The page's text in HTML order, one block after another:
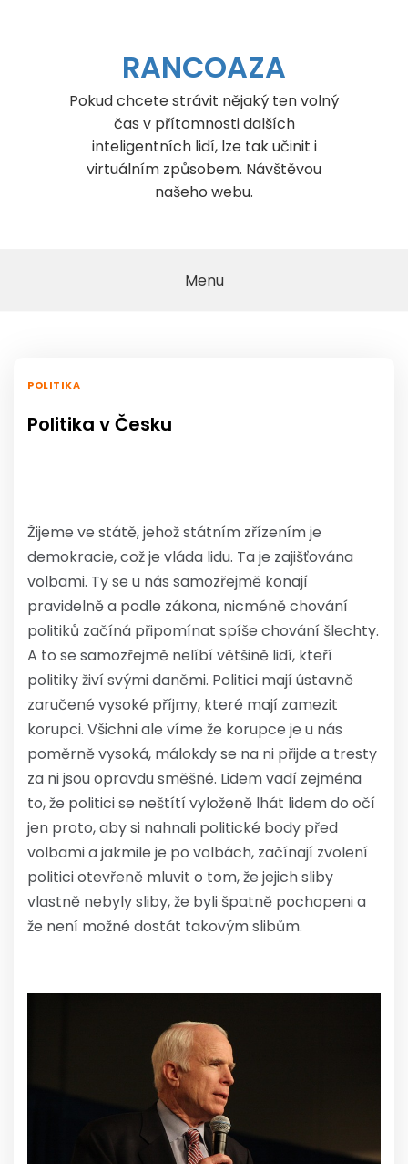
RANCOAZA
Pokud chcete strávit nějaký ten volný
čas v přítomnosti dalších
inteligentních lidí, lze tak učinit i
virtuálním způsobem. Návštěvou
našeho webu.
Menu
POLITIKA
Politika v Česku
Žijeme ve státě, jehož státním zřízením je
demokracie, což je vláda lidu. Ta je zajišťována
volbami. Ty se u nás samozřejmě konají
pravidelně a podle zákona, nicméně chování
politiků začíná připomínat spíše chování šlechty.
A to se samozřejmě nelíbí většině lidí, kteří
politiky živí svými daněmi. Politici mají ústavně
zaručené vysoké příjmy, které mají zamezit
korupci. Všichni ale víme že korupce je u nás
poměrně vysoká, málokdy se na ni přijde a tresty
za ni jsou opravdu směšné. Lidem vadí zejména
to, že politici se neštítí vyloženě lhát lidem do očí
jen proto, aby si nahnali politické body před
volbami a jakmile je po volbách, začínají zvolení
politici otevřeně mluvit o tom, že jejich sliby
vlastně nebyly sliby, že byli špatně pochopeni a
že není možné dostát takovým slibům.